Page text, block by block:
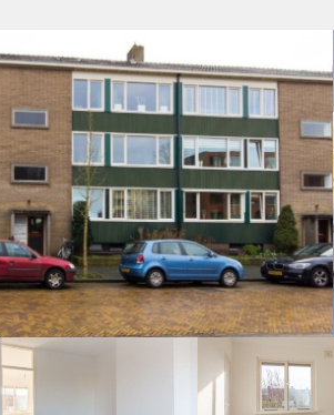
toegestaan: Afhankelijk van de Eigenaar
grens: Nee
studenten: Afhankelijk van de Eigenaar